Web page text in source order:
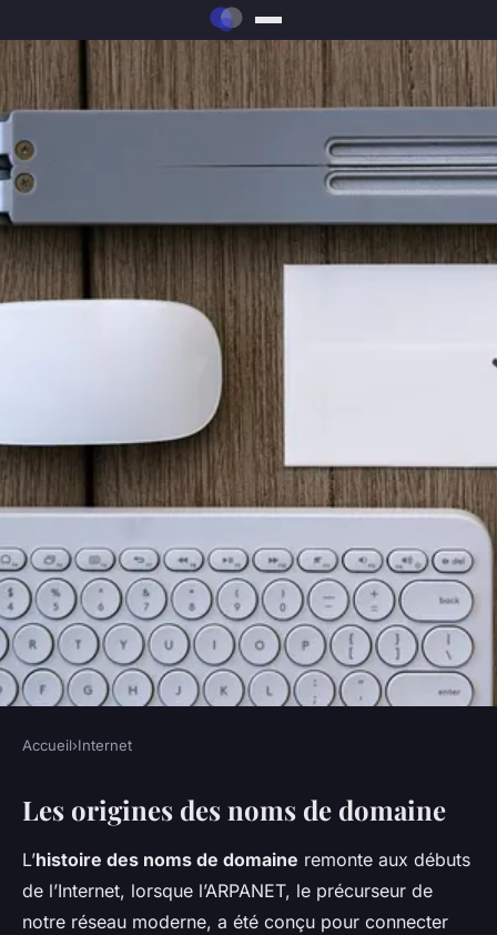
L'histoire fascinante des noms
de domaine
Louna•17 mars 2025•6 min de lecture
Accueil›Internet
Les origines des noms de domaine
L’histoire des noms de domaine remonte aux débuts
de l’Internet, lorsque l’ARPANET, le précurseur de
notre réseau moderne, a été conçu pour connecter